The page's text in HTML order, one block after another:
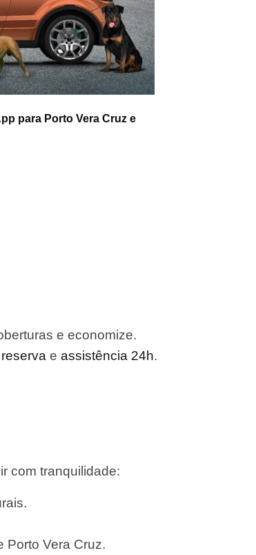
para Porto Vera Cruz e
e economize.
e assistência 24h.
com tranquilidade:
Porto Vera Cruz.